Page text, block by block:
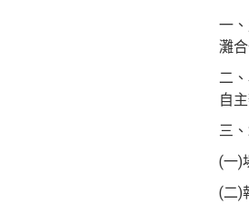
一
灘
二
自
三
(一)
(二)